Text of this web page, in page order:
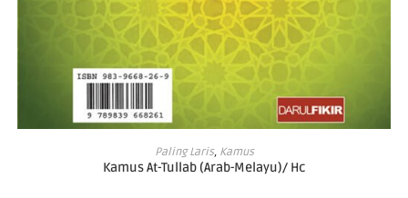
ADD TO CART
Paling Laris, Kamus
Kamus At-Tullab (Arab-Melayu)/ Hc